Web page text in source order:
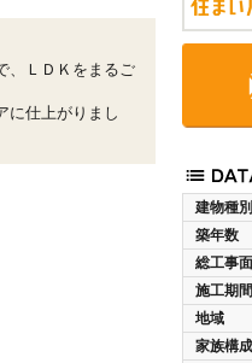
建物種別
築年数
総工事
施工期間
地域
家族構成
、ＬＤＫをまるご
に仕上がりまし